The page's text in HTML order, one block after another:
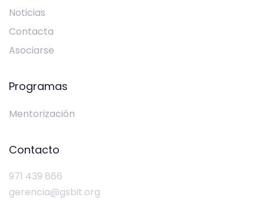
Noticias
Contacta
Asociarse
Programas
Mentorización
Contacto
971 439 866
gerencia@gsbit.org